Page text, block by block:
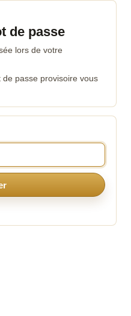
de passe
lors de votre
passe provisoire vous